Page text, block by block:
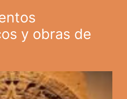
y obras de